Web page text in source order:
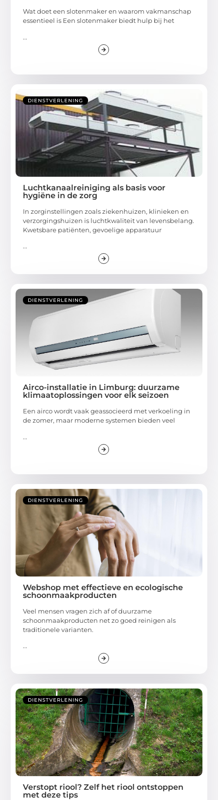
Wat doet een slotenmaker en waarom vakmanschap
essentieel is Een slotenmaker biedt hulp bij het
...
DIENSTVERLENING
Luchtkanaalreiniging als basis voor
hygiëne in de zorg
In zorginstellingen zoals ziekenhuizen, klinieken en
verzorgingshuizen is luchtkwaliteit van levensbelang.
Kwetsbare patiënten, gevoelige apparatuur
...
DIENSTVERLENING
Airco-installatie in Limburg: duurzame
klimaatoplossingen voor elk seizoen
Een airco wordt vaak geassocieerd met verkoeling in
de zomer, maar moderne systemen bieden veel
...
DIENSTVERLENING
Webshop met effectieve en ecologische
schoonmaakproducten
Veel mensen vragen zich af of duurzame
schoonmaakproducten net zo goed reinigen als
traditionele varianten.
...
DIENSTVERLENING
Verstopt riool? Zelf het riool ontstoppen
met deze tips